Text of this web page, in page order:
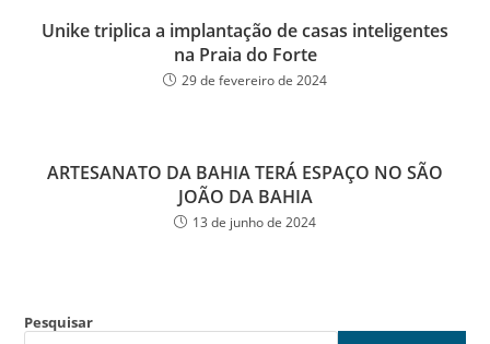
Unike triplica a implantação de casas inteligentes
na Praia do Forte
29 de fevereiro de 2024
ARTESANATO DA BAHIA TERÁ ESPAÇO NO SÃO
JOÃO DA BAHIA
13 de junho de 2024
Pesquisar